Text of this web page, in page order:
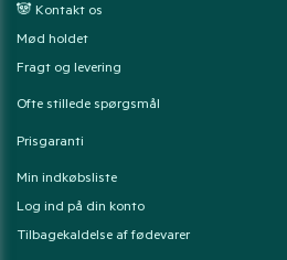
🐼 Kontakt os
Mød holdet
Fragt og levering
Ofte stillede spørgsmål
Prisgaranti
Min indkøbsliste
Log ind på din konto
Tilbagekaldelse af fødevarer